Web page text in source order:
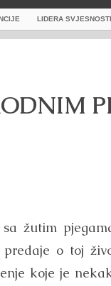
LIDERA
žutim
o toj
koje je